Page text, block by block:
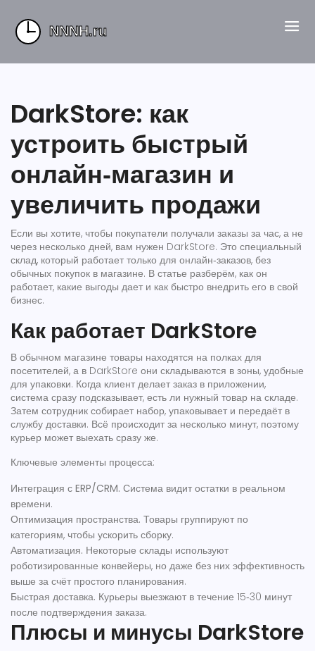
DarkStore: как
устроить быстрый
онлайн‑магазин и
увеличить продажи
Если вы хотите, чтобы покупатели получали заказы за час, а не
через несколько дней, вам нужен DarkStore. Это специальный
склад, который работает только для онлайн‑заказов, без
обычных покупок в магазине. В статье разберём, как он
работает, какие выгоды дает и как быстро внедрить его в свой
бизнес.
Как работает DarkStore
В обычном магазине товары находятся на полках для
посетителей, а в DarkStore они складываются в зоны, удобные
для упаковки. Когда клиент делает заказ в приложении,
система сразу подсказывает, есть ли нужный товар на складе.
Затем сотрудник собирает набор, упаковывает и передаёт в
службу доставки. Всё происходит за несколько минут, поэтому
курьер может выехать сразу же.
Ключевые элементы процесса:
Интеграция с ERP/CRM. Система видит остатки в реальном
времени.
Оптимизация пространства. Товары группируют по
категориям, чтобы ускорить сборку.
Автоматизация. Некоторые склады используют
роботизированные конвейеры, но даже без них эффективность
выше за счёт простого планирования.
Быстрая доставка. Курьеры выезжают в течение 15‑30 минут
после подтверждения заказа.
Плюсы и минусы DarkStore